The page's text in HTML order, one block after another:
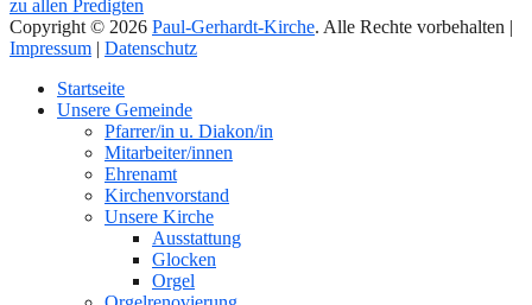
zu allen Predigten
Copyright © 2026 Paul-Gerhardt-Kirche. Alle Rechte vorbehalten |
Impressum | Datenschutz
oben
Startseite
Unsere Gemeinde
Pfarrer/in u. Diakon/in
Mitarbeiter/innen
Ehrenamt
Kirchenvorstand
Unsere Kirche
Ausstattung
Glocken
Orgel